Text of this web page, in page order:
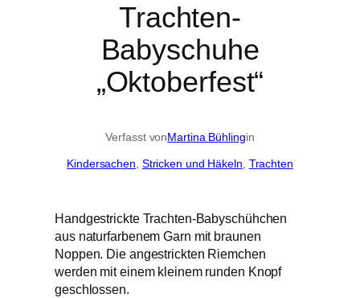
Trachten-
Babyschuhe
„Oktoberfest“
Verfasst vonMartina Bühlingin
Kindersachen Stricken und Häkeln Trachten
Handgestrickte Trachten-Babyschühchen
aus naturfarbenem Garn mit braunen
Noppen. Die angestrickten Riemchen
werden mit einem kleinem runden Knopf
geschlossen.